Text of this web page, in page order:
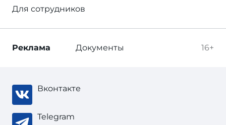
Для сотрудников
16+
Реклама Документы
Вконтакте
Telegram